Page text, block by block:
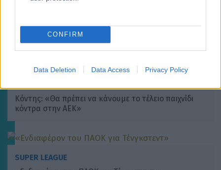
CONFIRM
Data Deletion Data Access Privacy Policy
Κόντης: «Θα πρέπει να κάνουμε το τέλειο παιχνίδι
κόντρα στην ΑΕΚ»
SUPER LEAGUE